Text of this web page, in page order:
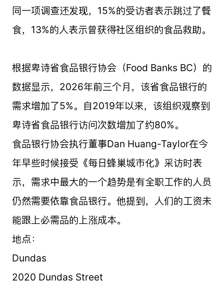
同一项调查还发现，15%的受访者表示跳过了餐
食，13%的人表示曾获得社区组织的食品救助。
根据卑诗省食品银行协会（Food Banks BC）的
数据显示，2026年前三个月，该省食品银行的
需求增加了5%。自2019年以来，该组织观察到
卑诗省食品银行访问次数增加了约80%。
食品银行协会执行董事Dan Huang-Taylor在今
年早些时候接受《每日蜂巢城市化》采访时表
示，需求中最大的一个趋势是有全职工作的人员
仍然需要依靠食品银行。他提到，人们的工资未
能跟上必需品的上涨成本。
地点：
Dundas
2020 Dundas Street